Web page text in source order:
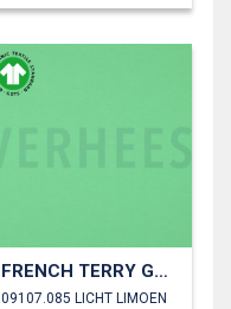
FRENCH TERRY GOTS
09107.085 LICHT LIMOEN